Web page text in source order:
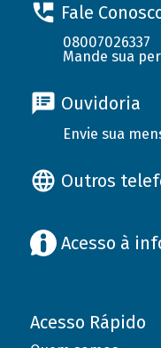
Fale
08007026337
Mande sua
Ouvidoria
Envie sua
Outros
Acesso à
Acesso Rápido